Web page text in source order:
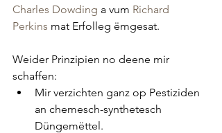
Charles Dowding a vum Richard
Perkins mat Erfolleg ëmgesat.
Weider Prinzipien no deene mir
schaffen:
Mir verzichten ganz op Pestiziden
an chemesch-synthetesch
Düngemëttel.